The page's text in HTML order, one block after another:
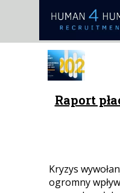
Raport
Kryzys
ogromny